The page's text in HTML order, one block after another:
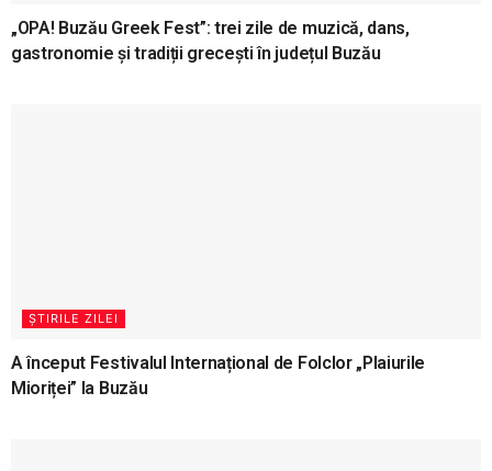
„OPA! Buzău Greek Fest”: trei zile de muzică, dans,
gastronomie și tradiții grecești în județul Buzău
ȘTIRILE ZILEI
A început Festivalul Internațional de Folclor „Plaiurile
Mioriței” la Buzău